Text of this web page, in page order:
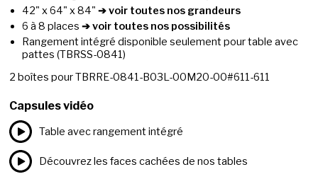
42" x 64" x 84" ➔ voir toutes nos grandeurs
6 à 8 places ➔ voir toutes nos possibilités
Rangement intégré disponible seulement pour table avec
pattes(TBRSS-0841)
2 boîtes pourTBRRE-0841-B03L-00M20-00#611-611
Capsules vidéo
Table avec rangement intégré
Découvrez les faces cachées de nos tables